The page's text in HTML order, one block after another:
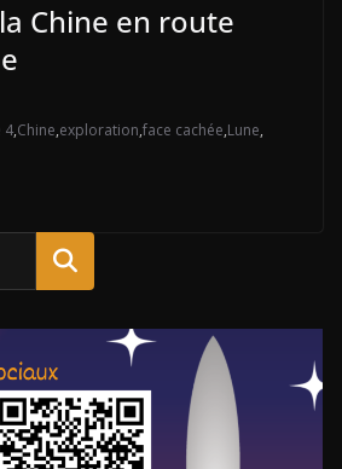
la Chine en route
4,Chine,exploration,face cachée,Lune,